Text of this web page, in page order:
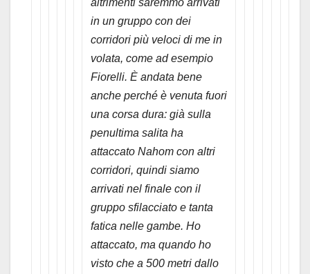
in un gruppo con dei
corridori più veloci di me in
volata, come ad esempio
Fiorelli. È andata bene
anche perché è venuta fuori
una corsa dura: già sulla
penultima salita ha
attaccato Nahom con altri
corridori, quindi siamo
arrivati nel finale con il
gruppo sfilacciato e tanta
fatica nelle gambe. Ho
attaccato, ma quando ho
visto che a 500 metri dallo